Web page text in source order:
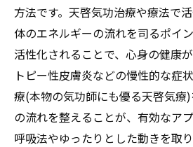
方法です。天啓気功治療や療法で
体のエネルギーの流れを司るポイ
活性化されることで、心身の健康
トピー性皮膚炎などの慢性的な症
療(本物の気功師にも優る天啓気療
の流れを整えることが、有効なア
呼吸法やゆったりとした動きを取